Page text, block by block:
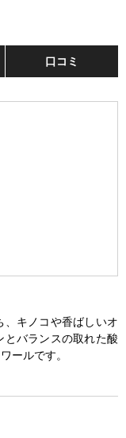
口コミ
キノコや香ばしいオ
とバランスの取れた酸
ールです。